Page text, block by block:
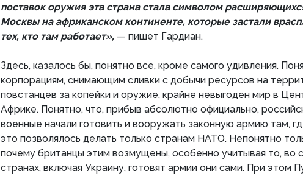
поставок оружия эта страна стала символом
Москвы на африканском континенте, которые застали
тех, кто там работает», — пишет Гардиан.
Здесь, казалось бы, понятно все, кроме самого удивления.
корпорациям, снимающим сливки с добычи ресурсов на
повстанцев за копейки и оружие, крайне невыгоден мир в
Африке. Понятно, что, прибыв абсолютно официально,
военные начали готовить и вооружать законную армию там,
это позволялось делать только странам НАТО. Непонятно
почему британцы этим возмущены, особенно учитывая то, во
странах, включая Украину, готовят армии они сами. При этом